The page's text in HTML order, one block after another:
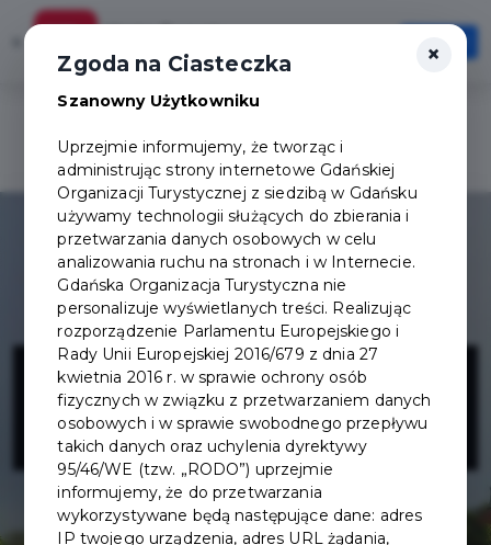
× Szybciej, wygodniej, zawsze pod ręką
Otwórz
Latarnia
Morska Sopot
×
Zgoda na Ciasteczka
Szanowny Użytkowniku
Uprzejmie informujemy, że tworząc i
administrując strony internetowe Gdańskiej
Organizacji Turystycznej z siedzibą w Gdańsku
używamy technologii służących do zbierania i
przetwarzania danych osobowych w celu
analizowania ruchu na stronach i w Internecie.
Gdańska Organizacja Turystyczna nie
personalizuje wyświetlanych treści. Realizując
rozporządzenie Parlamentu Europejskiego i
Rady Unii Europejskiej 2016/679 z dnia 27
kwietnia 2016 r. w sprawie ochrony osób
fizycznych w związku z przetwarzaniem danych
osobowych i w sprawie swobodnego przepływu
takich danych oraz uchylenia dyrektywy
95/46/WE (tzw. „RODO”) uprzejmie
informujemy, że do przetwarzania
wykorzystywane będą następujące dane: adres
IP twojego urządzenia, adres URL żądania,